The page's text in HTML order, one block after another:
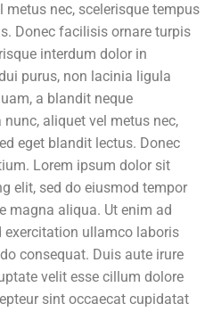
metus nec, scelerisque tempus
Donec facilisis ornare turpis
interdum dolor in
purus, non lacinia ligula
a blandit neque
aliquet vel metus nec,
eget blandit lectus. Donec
Lorem ipsum dolor sit
elit, sed do eiusmod tempor
magna aliqua. Ut enim ad
ullamco laboris
consequat. Duis aute irure
velit esse cillum dolore
sint occaecat cupidatat